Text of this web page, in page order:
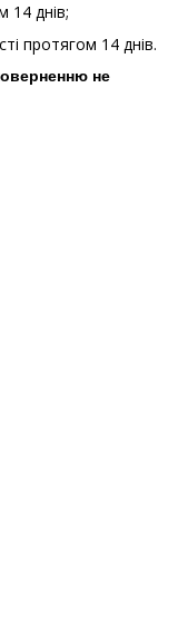
14 днів;
протягом 14 днів.
не